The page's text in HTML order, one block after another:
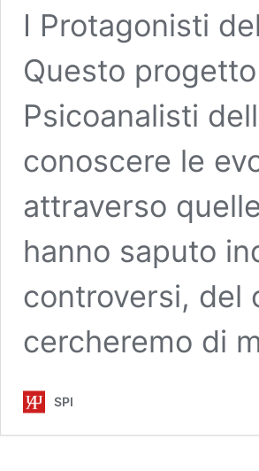
I Protagonisti
Questo
Psicoanalisti
conoscere le
attraverso
hanno saputo
controversi, del
cercheremo di
SPI